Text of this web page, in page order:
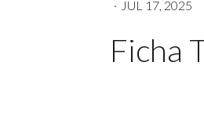
· JUL 17, 2025
Ficha